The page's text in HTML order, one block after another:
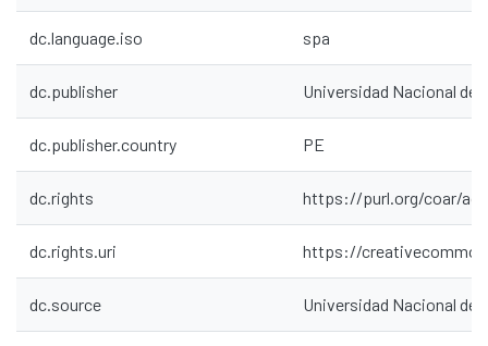
dc.language.iso spa
dc.publisher Universidad Nacional de
dc.publisher.country PE
dc.rights https://purl.org/coar/
dc.rights.uri https://
dc.source Universidad Nacional de